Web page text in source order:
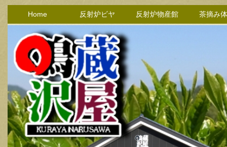
Home 反射炉ビヤ 反射炉物産館 茶摘み